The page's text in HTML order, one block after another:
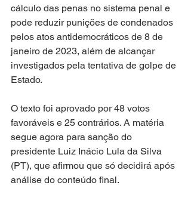
cálculo das penas no sistema penal e
pode reduzir punições de condenados
pelos atos antidemocráticos de 8 de
janeiro de 2023, além de alcançar
investigados pela tentativa de golpe de
Estado.
O texto foi aprovado por 48 votos
favoráveis e 25 contrários. A matéria
segue agora para sanção do
presidente Luiz Inácio Lula da Silva
(PT), que afirmou que só decidirá após
análise do conteúdo final.